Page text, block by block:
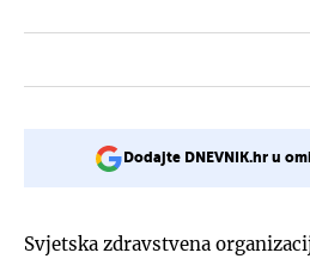
Dodajte DNEVNIK.hr u
Svjetska zdravstvena